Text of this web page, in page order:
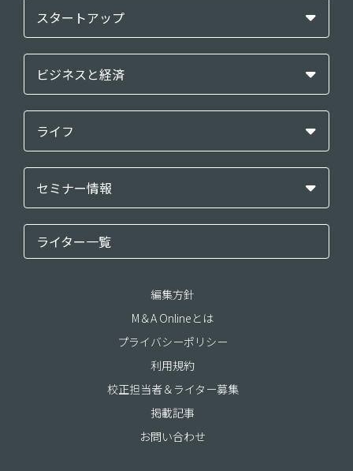
スタートアップ
ビジネスと経済
ライフ
セミナー情報
ライター一覧
編集方針
M＆A Onlineとは
プライバシーポリシー
利用規約
校正担当者＆ライター募集
掲載記事
お問い合わせ